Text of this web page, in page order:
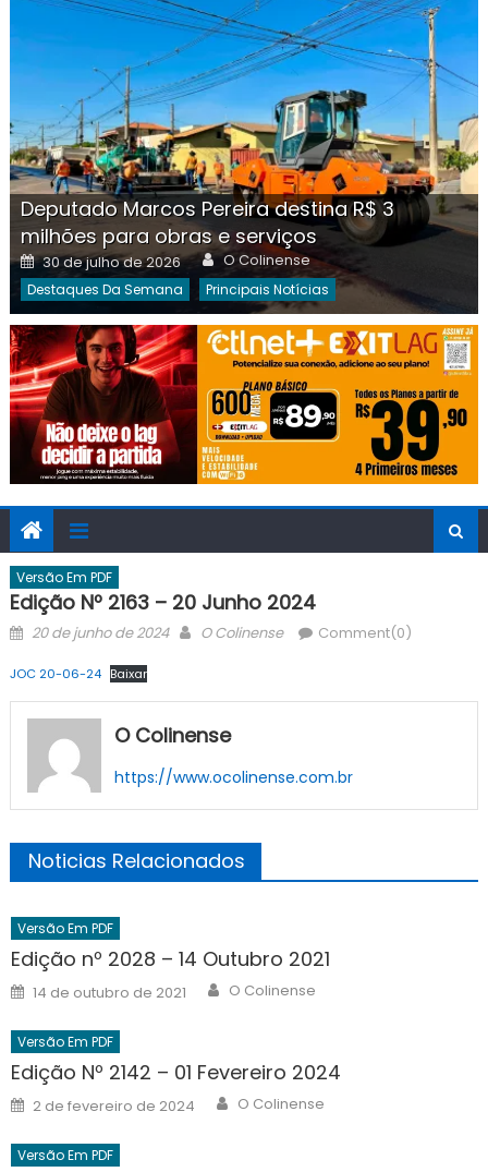
Deputado Marcos Pereira destina R$ 3
milhões para obras e serviços
Posted
on
30 de julho de 2026 Author
O Colinense
Destaques Da Semana Principais Notícias
Versão Em PDF
Edição Nº 2163 – 20 Junho 2024
Posted
20 de junho de 2024 Author
O Colinense Comment(0)
JOC 20-06-24 Baixar
O Colinense
https://www.ocolinense.com.br
Noticias Relacionados
Versão Em PDF
Edição nº 2028 – 14 Outubro 2021
Posted
on
14 de outubro de 2021 Author
O Colinense
Versão Em PDF
Edição Nº 2142 – 01 Fevereiro 2024
Posted
on
2 de fevereiro de 2024 Author
O Colinense
Versão Em PDF